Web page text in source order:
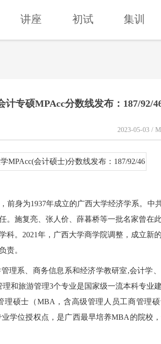
讲座 初试 集训
计专硕MPAcc分数线发布：187/92/
2023-05-03 /
前身为1937年成立的广西大学经济学系。中
。施复亮、张人价、薛暮桥等一批名家曾在
科。2021年，广西大学商学院调整，成立新
责。
理系、商务信息系和经济学教研室,会计学
和旅游管理3个专业是国家级一流本科专业
理硕士（MBA，含高级管理人员工商管理
业学位授权点，是广西最早培养MBA的院校